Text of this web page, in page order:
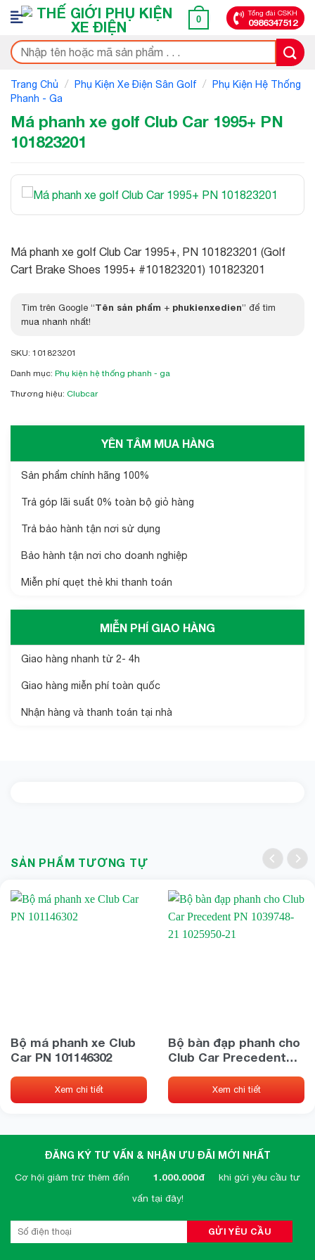
Bỏ
qua
nội
dung
0
Tổng đài CSKH
0986347512
Tìm
kiếm:
Trang Chủ / Phụ Kiện Xe Điện Sân Golf /
Phụ Kiện Hệ Thống
Phanh - Ga
Má phanh xe golf Club Car 1995+ PN
101823201
Má phanh xe golf Club Car 1995+, PN 101823201 (Golf
Cart Brake Shoes 1995+ #101823201) 101823201
Tìm trên Google “Tên sản phẩm + phukienxedien” để tìm
mua nhanh nhất!
SKU: 101823201
Danh mục: Phụ kiện hệ thống phanh - ga
Thương hiệu: Clubcar
YÊN TÂM MUA HÀNG
Sản phẩm chính hãng 100%
Trả góp lãi suất 0% toàn bộ giỏ hàng
Trả bảo hành tận nơi sử dụng
Bảo hành tận nơi cho doanh nghiệp
Miễn phí quẹt thẻ khi thanh toán
MIỄN PHÍ GIAO HÀNG
Giao hàng nhanh từ 2- 4h
Giao hàng miễn phí toàn quốc
Nhận hàng và thanh toán tại nhà
SẢN PHẨM TƯƠNG TỰ
Bộ má phanh xe Club
Car PN 101146302
Xem chi tiết
Bộ bàn đạp phanh cho
Club Car Precedent
21
Xem chi tiết
ĐĂNG KÝ TƯ VẤN & NHẬN ƯU ĐÃI MỚI NHẤT
Cơ hội giảm trừ thêm đến 1.000.000đ
khi gửi yêu cầu tư
vấn tại đây!